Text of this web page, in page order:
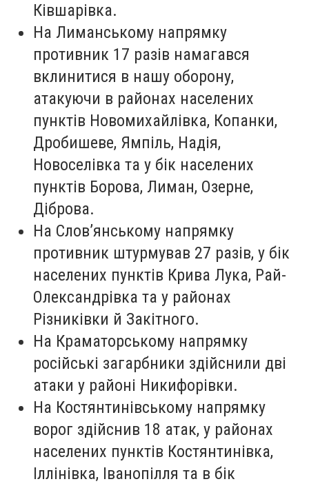
Ківшарівка.
На Лиманському напрямку
противник 17 разів намагався
вклинитися в нашу оборону,
атакуючи в районах населених
пунктів Новомихайлівка, Копанки,
Дробишеве, Ямпіль, Надія,
Новоселівка та у бік населених
пунктів Борова, Лиман, Озерне,
Діброва.
На Слов’янському напрямку
противник штурмував 27 разів, у бік
населених пунктів Крива Лука, Рай-
Олександрівка та у районах
Різниківки й Закітного.
На Краматорському напрямку
російські загарбники здійснили дві
атаки у районі Никифорівки.
На Костянтинівському напрямку
ворог здійснив 18 атак, у районах
населених пунктів Костянтинівка,
Іллінівка, Іванопілля та в бік